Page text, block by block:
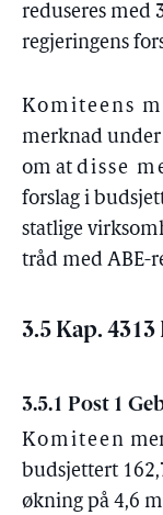
reduseres med
regjeringens
Komiteens
merknad under
om at disse
forslag i
statlige
tråd med ABE-
3.5 Kap.
3.5.1 Post 1
Komiteen
budsjettert
økning på 4,6